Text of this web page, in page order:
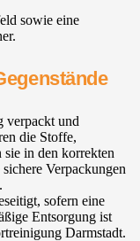
sowie eine
verpackt und
die Stoffe,
in den korrekten
Verpackungen
sofern eine
Entsorgung ist
Darmstadt.